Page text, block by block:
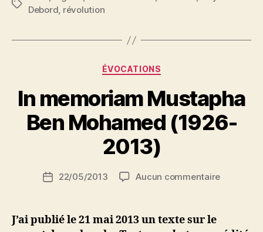
Étiquettes
Debord, révolution
Catégories
ÉVOCATIONS
In memoriam Mustapha
Ben Mohamed (1926-
2013)
de
a
N
d
ji
b
i
M
Date22/05/2013 Aucun commentairesur
Ben
J’ai publié le 21 mai 2013 un texte sur le